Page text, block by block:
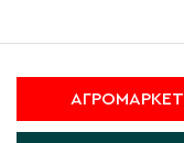
АГРОМАРКЕТ